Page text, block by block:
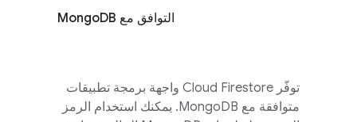
التوافق مع MongoDB
توفّر Cloud Firestore واجهة برمجة تطبيقات
متوافقة مع MongoDB. يمكنك استخدام الرمز